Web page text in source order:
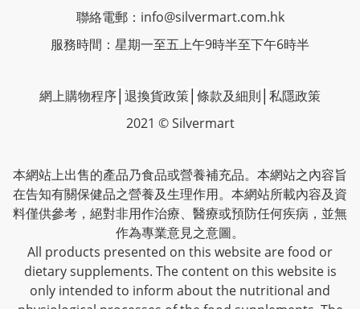
聯絡電郵： info@silvermart.com.hk
服務時間：星期一至五上午9時半至下午6時半
網上購物程序 退換貨政策 條款及細則 私隱政策
2021 © Silvermart
本網站上出售的產品乃食品或營養補充品。本網站之內容旨
在告知有關保健品之營養及生理作用。本網站所載內容及資
料僅供參考，絕對非用作治療、醫療或預防任何疾病，並無
作為專業意見之意圖。
All products presented on this website are food or
dietary supplements. The content on this website is
only intended to inform about the nutritional and